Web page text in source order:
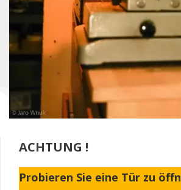
ACHTUNG !
Probieren Sie eine Tür zu